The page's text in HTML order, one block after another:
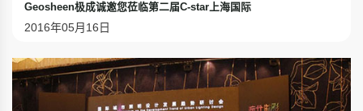
Geosheen极成诚邀您莅临第二届C-star上海国际
2016年05月16日